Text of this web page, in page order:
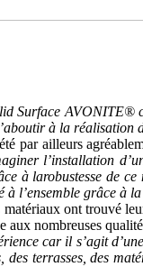
Surface
à la réalisation
été par ailleurs
l’installation
à larobustesse de
l’ensemble grâce à
ont trouvé
aux nombreuses
car il s’agit
terrasses, des